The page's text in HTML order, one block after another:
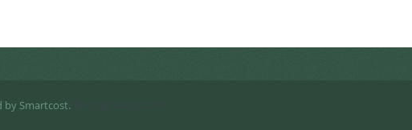
by Smartcost.